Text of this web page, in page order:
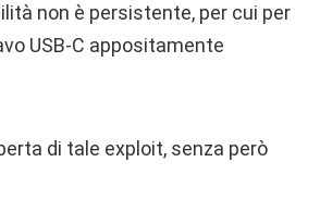
non è persistente, per cui per
USB-C appositamente
di tale exploit, senza però